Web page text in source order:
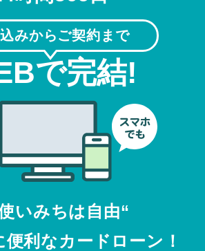
みからご契約まで
で完結!
いみちは自由“
便利なカードローン！